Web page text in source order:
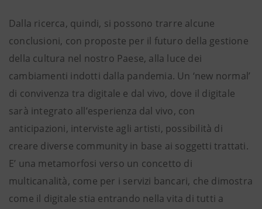
Dalla ricerca, quindi, si possono trarre alcune
conclusioni, con proposte per il futuro della gestione
della cultura nel nostro Paese, alla luce dei
cambiamenti indotti dalla pandemia. Un ‘new normal’
di convivenza tra digitale e dal vivo, dove il digitale
sarà integrato all’esperienza dal vivo, con
anticipazioni, interviste agli artisti, possibilità di
creare diverse community in base ai soggetti trattati.
E’ una metamorfosi verso un concetto di
multicanalità, come per i servizi bancari, che dimostra
come il digitale stia entrando nella vita di tutti a